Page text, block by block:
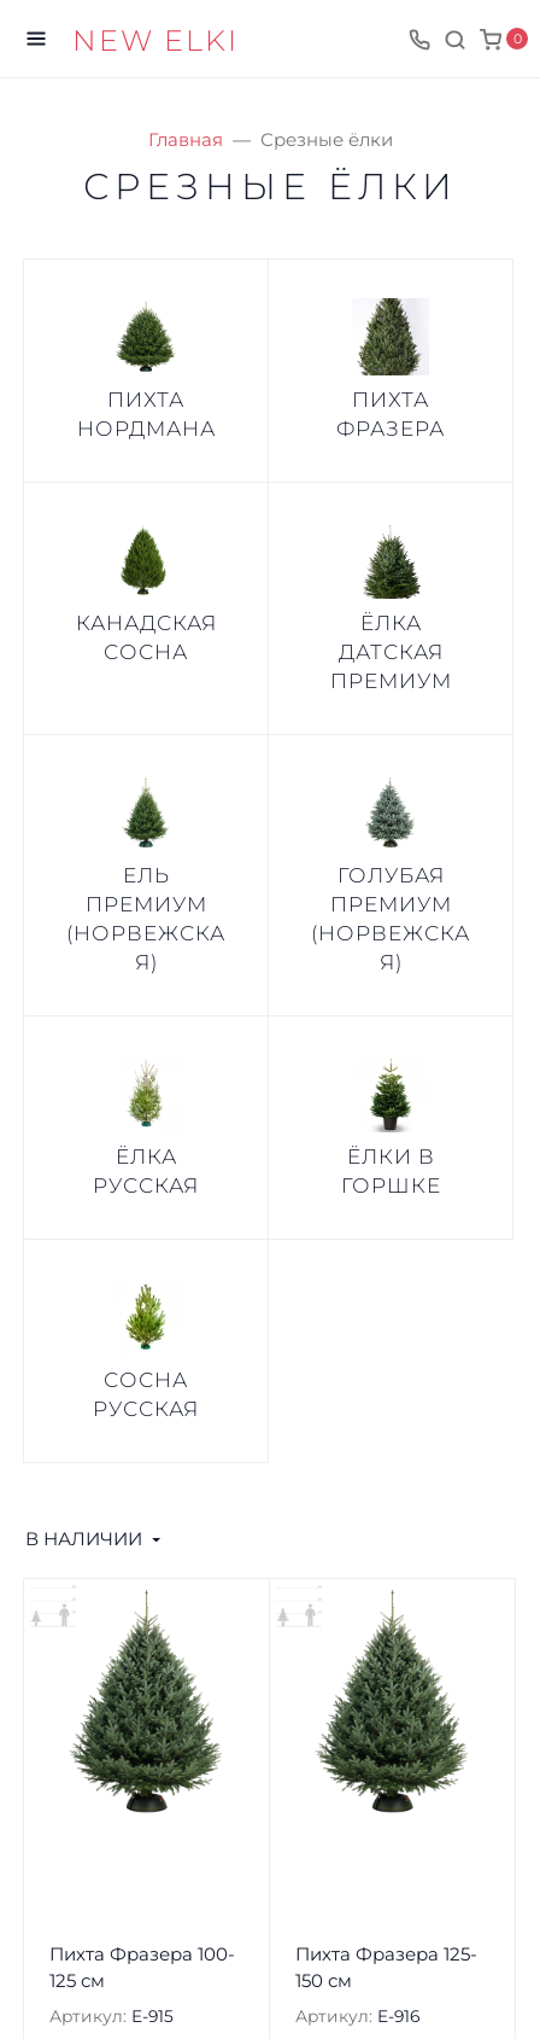
NEW ELKI 0
Главная Срезные ёлки
СРЕЗНЫЕ ЁЛКИ
ПИХТА
НОРДМАНА
ПИХТА
ФРАЗЕРА
КАНАДСКАЯ
СОСНА
ЁЛКА
ДАТСКАЯ
ПРЕМИУМ
ЕЛЬ
ПРЕМИУМ
(НОРВЕЖСКА
Я)
ГОЛУБАЯ
ПРЕМИУМ
(НОРВЕЖСКА
Я)
ЁЛКА
РУССКАЯ
ЁЛКИ В
ГОРШКЕ
СОСНА
РУССКАЯ
В НАЛИЧИИ
Пихта Фразера 100-
125 см
Артикул: E-915
Пихта Фразера 125-
150 см
Артикул: E-916